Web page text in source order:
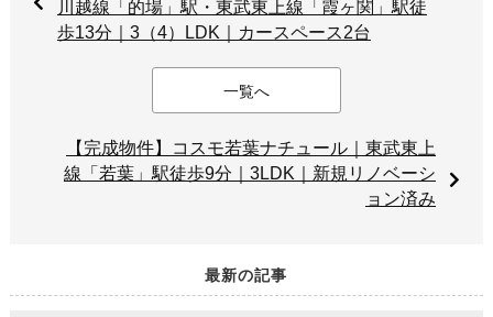
川越線「的場」駅・東武東上線「霞ヶ関」駅徒
歩13分｜3（4）LDK｜カースペース2台
一覧へ
【完成物件】コスモ若葉ナチュール｜東武東上
線「若葉」駅徒歩9分｜3LDK｜新規リノベーシ
ョン済み
最新の記事